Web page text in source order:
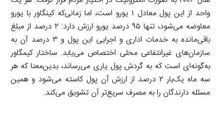
واحد از این پول معادل ۱ یورو است، اما زمانی‌که کینگاور با یورو
معاوضه می‌شود، تنها ۹۵ درصد یورو ارزش دارد: ۲ درصد از مبلغ
باقی‌مانده به خدمات اداری و اجرایی این پول و ۳ درصد آن به
سازمان‌های غیرانتفاعی محلی اختصاص می‌یابد. ساختار کیمگاور
به‌گونه‌ای است که به گردش پول یاری می‌رساند، بدین‌معنا که هر
سه ماه یک‌بار ۲ درصد از ارزش آن پول کاسته می‌شود و همین
مسئله دارندگان را به مصرف سریع‌تر آن تشویق می‌کند.